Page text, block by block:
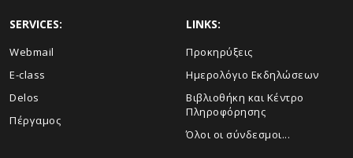
SERVICES:
Webmail
E-class
Delos
Πέργαμος
LINKS:
Προκηρύξεις
Ημερολόγιο Εκδηλώσεων
Βιβλιοθήκη και Κέντρο
Πληροφόρησης
Όλοι οι σύνδεσμοι...